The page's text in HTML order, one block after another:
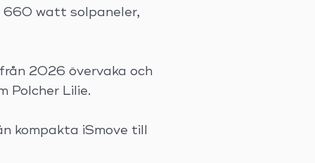
watt solpaneler,
2026 övervaka och
Polcher Lilie.
kompakta iSmove till